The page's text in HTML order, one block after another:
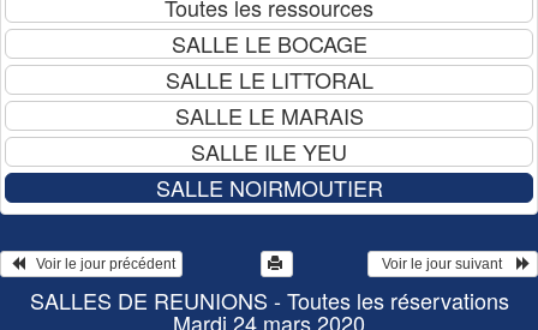
   Voir le jour précédent
  Voir le jour suivant
SALLES DE REUNIONS - Toutes les réservations
Mardi 24 mars 2020